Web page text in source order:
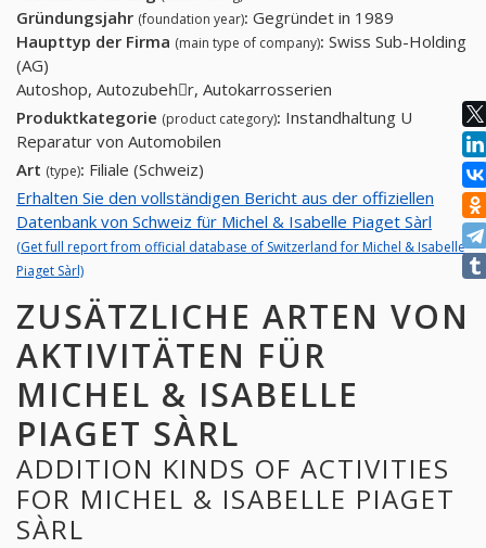
Gründungsjahr (foundation year): Gegründet in 1989
Haupttyp der Firma (main type of company): Swiss Sub-Holding
(AG)
Autoshop, Autozubehِr, Autokarrosserien
Produktkategorie (product category): Instandhaltung U
Reparatur von Automobilen
Art (type): Filiale (Schweiz)
Erhalten Sie den vollständigen Bericht aus der offiziellen
Datenbank von Schweiz für Michel & Isabelle Piaget Sàrl
(Get full report from official database of Switzerland for Michel & Isabelle
Piaget Sàrl)
ZUSÄTZLICHE ARTEN VON
AKTIVITÄTEN FÜR
MICHEL & ISABELLE
PIAGET SÀRL
ADDITION KINDS OF ACTIVITIES
FOR MICHEL & ISABELLE PIAGET
SÀRL